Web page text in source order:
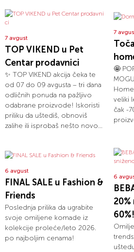
7 avgust
TOP VIKEND u Pet
Centar prodavnici
✨ TOP VIKEND akcija čeka te
od 07 do 09 avgusta – tri dana
odličnih ponuda na pažljivo
odabrane proizvode! Iskoristi
priliku da uštediš, obnoviš
zalihe ili isprobaš nešto novo...
7
🤩
veliki
čak -
6 avgust
FINAL SALE u Fashion &
Friends
Poslednja prilika da ugrabite
svoje omiljene komade iz
kolekcije proleće/leto 2026.
po najboljim cenama!
6
60%!